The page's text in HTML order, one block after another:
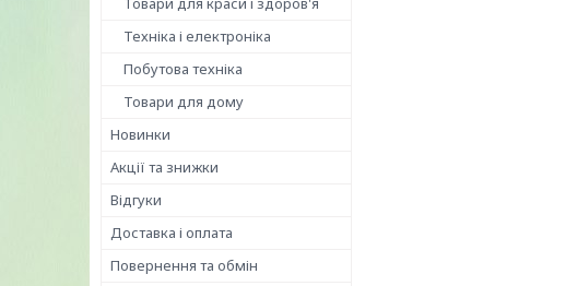
Техніка і електроніка
Побутова техніка
Товари для дому
Новинки
Акції та знижки
Відгуки
Доставка і оплата
Повернення та обмін